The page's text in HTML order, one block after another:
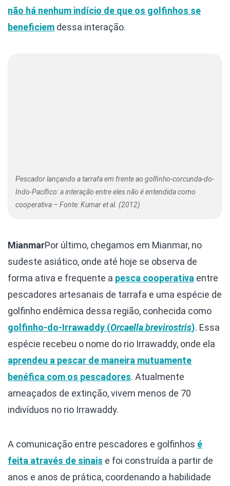
não há nenhum indício de que os golfinhos se
beneficiem dessa interação.
Pescador lançando a tarrafa em frente ao golfinho-corcunda-do-
Indo-Pacífico: a interação entre eles não é entendida como
cooperativa – Fonte: Kumar et al. (2012)
MianmarPor último, chegamos em Mianmar, no
sudeste asiático, onde até hoje se observa de
forma ativa e frequente a pesca cooperativa entre
pescadores artesanais de tarrafa e uma espécie de
golfinho endêmica dessa região, conhecida como
golfinho-do-Irrawaddy (Orcaella brevirostris). Essa
espécie recebeu o nome do rio Irrawaddy, onde ela
aprendeu a pescar de maneira mutuamente
benéfica com os pescadores. Atualmente
ameaçados de extinção, vivem menos de 70
indivíduos no rio Irrawaddy.
A comunicação entre pescadores e golfinhos é
feita através de sinais e foi construída a partir de
anos e anos de prática, coordenando a habilidade